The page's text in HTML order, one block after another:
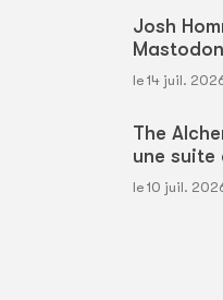
Josh
Mastodon
le 14 juil.
The
une suite
le 10 juil.